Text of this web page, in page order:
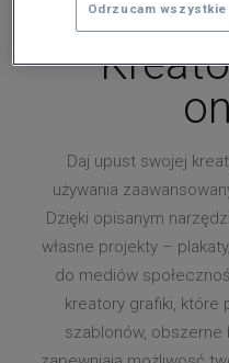
Daj upust swojej
używania
Dzięki opisanym
własne projekty –
do mediów
kreatory grafiki, które
szablonów, obszerne
Odrzucam wszystkie